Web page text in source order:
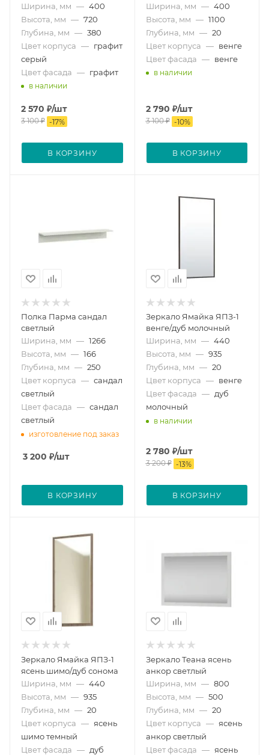
Ширина, мм — 400
Высота, мм — 720
Глубина, мм — 380
Цвет корпуса — графит
серый
Цвет фасада — графит
в наличии
2 570 ₽/шт
3 100₽ -17%
В КОРЗИНУ
Ширина, мм — 400
Высота, мм — 1100
Глубина, мм — 20
Цвет корпуса — венге
Цвет фасада — венге
в наличии
2 790 ₽/шт
3 100₽ -10%
В КОРЗИНУ
Полка Парма сандал
светлый
Ширина, мм — 1266
Высота, мм — 166
Глубина, мм — 250
Цвет корпуса — сандал
светлый
Цвет фасада — сандал
светлый
изготовление под заказ
3 200 ₽/шт
В КОРЗИНУ
Зеркало Ямайка ЯПЗ-1
венге/дуб молочный
Ширина, мм — 440
Высота, мм — 935
Глубина, мм — 20
Цвет корпуса — венге
Цвет фасада — дуб
молочный
в наличии
2 780 ₽/шт
3 200₽ -13%
В КОРЗИНУ
Зеркало Ямайка ЯПЗ-1
ясень шимо/дуб сонома
Ширина, мм — 440
Высота, мм — 935
Глубина, мм — 20
Цвет корпуса — ясень
шимо темный
Цвет фасада — дуб
Зеркало Теана ясень
анкор светлый
Ширина, мм — 800
Высота, мм — 500
Глубина, мм — 20
Цвет корпуса — ясень
анкор светлый
Цвет фасада — ясень